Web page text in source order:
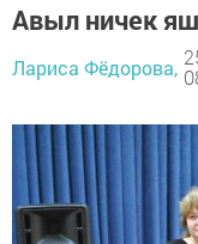
Авыл ничек
Лариса Фёдорова,